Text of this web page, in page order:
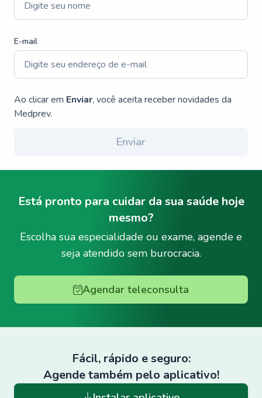
E-mail
Ao clicar em Enviar, você aceita receber novidades da
Medprev.
Enviar
Está pronto para cuidar da sua saúde hoje
mesmo?
Escolha sua especialidade ou exame, agende e
seja atendido sem burocracia.
Agendar teleconsulta
Fácil, rápido e seguro:
Agende também pelo aplicativo!